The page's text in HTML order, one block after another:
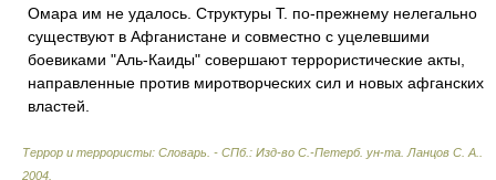
Омара им не удалось. Структуры Т. по-прежнему нелегально
существуют в Афганистане и совместно с уцелевшими
боевиками "Аль-Каиды" совершают террористические акты,
направленные против миротворческих сил и новых афганских
властей.
Террор и террористы: Словарь. - СПб.: Изд-во С.-Петерб. ун-та Ланцов С. А.
2004